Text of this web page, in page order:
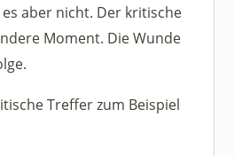
aber nicht. Der kritische
Moment. Die Wunde
Treffer zum Beispiel